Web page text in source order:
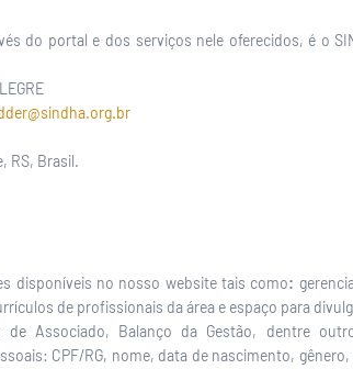
do portal e dos serviços nele oferecidos, é o
RS, Brasil.
disponíveis no nosso website tais como:
de profissionais da área e espaço para
Associado, Balanço da Gestão, dentre
CPF/RG, nome, data de nascimento,